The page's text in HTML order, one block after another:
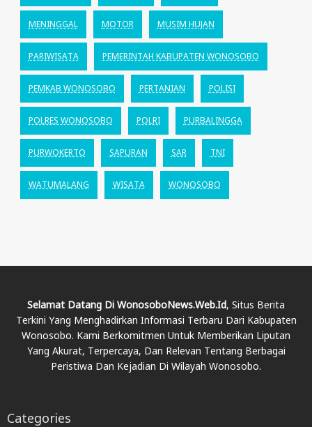
MENINGGAL MOTOR MUSIM HUJAN
PARIWISATA PEMERINTAH KABUPATEN WONOSOBO
PEMKAB WONOSOBO PERTANIAN POLISI
POLRES WONOSOBO POLRI PURBALINGGA
PURWOKERTO SAPURAN SAR TNI
WATUMALANG WISATA WONOSOBO
Selamat Datang Di WonosoboNews.web.id, Situs Berita
Terkini Yang Menghadirkan Informasi Terbaru Dari Kabupaten
Wonosobo. Kami Berkomitmen Untuk Memberikan Liputan
Yang Akurat, Terpercaya, Dan Relevan Tentang Berbagai
Peristiwa Dan Kejadian Di Wilayah Wonosobo.
Categories